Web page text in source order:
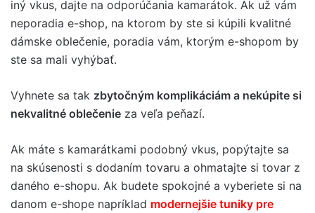
iný vkus, dajte na odporúčania kamarátok. Ak už vám
neporadia e-shop, na ktorom by ste si kúpili kvalitné
dámske oblečenie, poradia vám, ktorým e-shopom by
ste sa mali vyhýbať.
Vyhnete sa tak zbytočným komplikáciám a nekúpite si
nekvalitné oblečenie za veľa peňazí.
Ak máte s kamarátkami podobný vkus, popýtajte sa
na skúsenosti s dodaním tovaru a ohmatajte si tovar z
daného e-shopu. Ak budete spokojné a vyberiete si na
danom e-shope napríklad modernejšie tuniky pre